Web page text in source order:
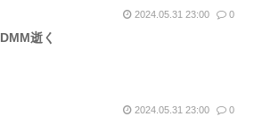
2024.05.31 23:00 0
DMM逝く
2024.05.31 23:00 0